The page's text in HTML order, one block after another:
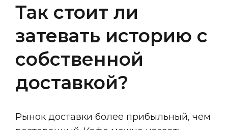
Так стоит ли
затевать историю с
собственной
доставкой?
Рынок доставки более прибыльный, чем